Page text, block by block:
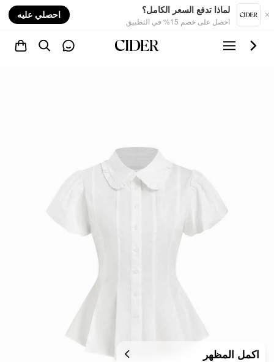
لماذا تدفع السعر الكامل؟
احصل على خصم 15% في التطبيق
احصلي عليه
اكمل المظهر